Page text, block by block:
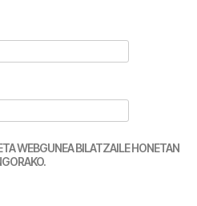
WEBGUNEA BILATZAILE HONETAN